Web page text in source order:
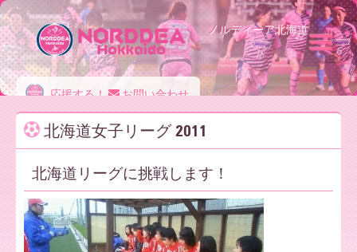
ノ
ル
デ
ノルディーア北海道
応援する！ お問い合わせ
北海道女子リーグ 2011
北海道リーグに挑戦します！